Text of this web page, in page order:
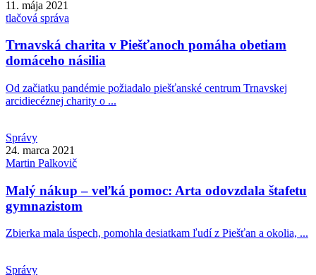
11. mája 2021
tlačová správa
Trnavská charita v Piešťanoch pomáha obetiam
domáceho násilia
Od začiatku pandémie požiadalo piešťanské centrum Trnavskej
arcidiecéznej charity o ...
Správy
24. marca 2021
Martin Palkovič
Malý nákup – veľká pomoc: Arta odovzdala štafetu
gymnazistom
Zbierka mala úspech, pomohla desiatkam ľudí z Piešťan a okolia, ...
Správy